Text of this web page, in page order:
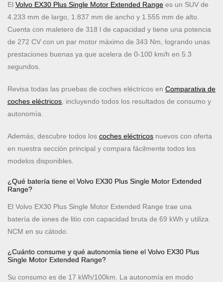
El Volvo EX30 Plus Single Motor Extended Range es un SUV de
4.233 mm de largo, 1.837 mm de ancho y 1.555 mm de alto.
Cuenta con maletero de 318 l de capacidad y tiene una potencia
de 272 CV con un par motor máximo de 343 Nm, logrando unas
prestaciones buenas ya que acelera de 0-100 km/h en 5.3
segundos.
Revisa todas las pruebas de coches eléctricos en Comparativa de
coches eléctricos, incluyendo todos los resultados de consumo y
autonomía.
Además, descubre todos los coches eléctricos nuevos con oferta
en nuestra sección principal y compara fácilmente todos los
modelos disponibles.
¿Qué batería tiene el Volvo EX30 Plus Single Motor Extended
Range?
El Volvo EX30 Plus Single Motor Extended Range trae una
batería de iones de litio con capacidad bruta de 69 kWh y utiliza
NCM en su cátodo.
¿Cuánto consume y qué autonomía tiene el Volvo EX30 Plus
Single Motor Extended Range?
Su consumo es de 17 kWh/100km. La autonomía en modo